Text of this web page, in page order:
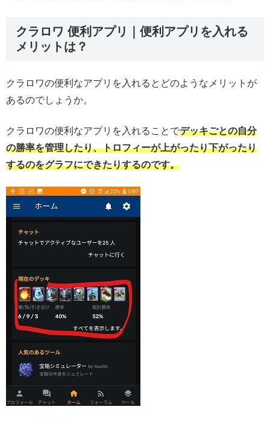
クラロワ 便利アプリ｜便利アプリを入れる
メリットは？
クラロワの便利なアプリを入れるとどのようなメリットが
あるのでしょうか。
クラロワの便利なアプリを入れることでデッキごとの自分
の勝率を管理したり、トロフィーが上がったり下がったり
するのをグラフにできたりするのです。